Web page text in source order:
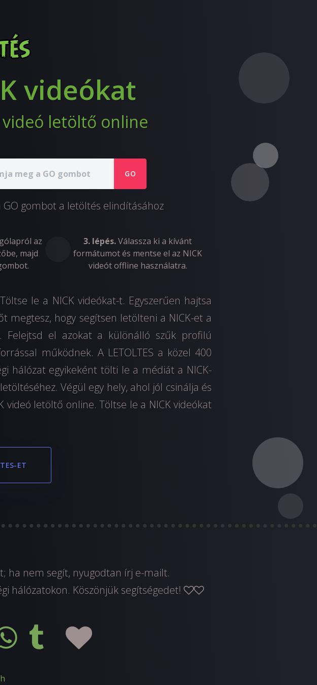
videókat
videó letöltő online
GO
GO gombot a letöltés elindításához
az
majd
3. lépés.Válassza ki a kívánt
formátumot és mentse el az NICK
videót offline használatra.
le a NICK videókat-t. Egyszerűen hajtsa
megtesz, hogy segítsen letölteni a NICK-et a
Felejtsd el azokat a különálló szűk profilú
működnek. A LETOLTES a közel 400
hálózat egyikeként tölti le a médiát a NICK-
Végül egy hely, ahol jól csinálja és
videó letöltő online. Töltse le a NICK videókat
ET
ha nem segít, nyugodtan írj e-mailt.
hálózatokon. Köszönjük segítségedet!